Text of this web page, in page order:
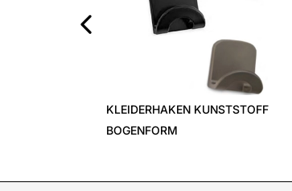
KLEIDERHAKEN KUNSTSTOFF
BOGENFORM